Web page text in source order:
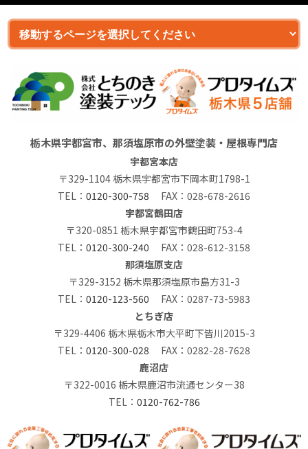
栃木県宇都宮市、那須塩原市の外壁塗装・屋根専門店
宇都宮本店
〒329-1104 栃木県宇都宮市下岡本町1798-1
TEL： 0120-300-758 FAX：028-678-2616
宇都宮鶴田店
〒320-0851 栃木県宇都宮市鶴田町753-4
TEL： 0120-300-240 FAX：028-612-3158
那須塩原支店
〒329-3152 栃木県那須塩原市島方31-3
TEL： 0120-123-560 FAX：0287-73-5983
とちぎ店
〒329-4406 栃木県栃木市大平町下皆川2015-3
TEL： 0120-300-028 FAX：0282-28-7628
鹿沼店
〒322-0016 栃木県鹿沼市流通センター38
TEL： 0120-762-786